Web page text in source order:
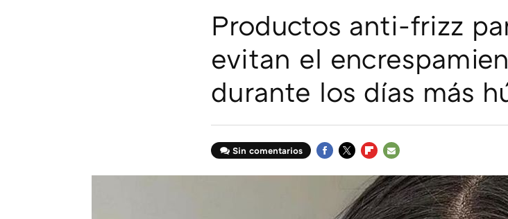
Productos anti-frizz
evitan el
durante los días más
Sin comentarios
MAIL